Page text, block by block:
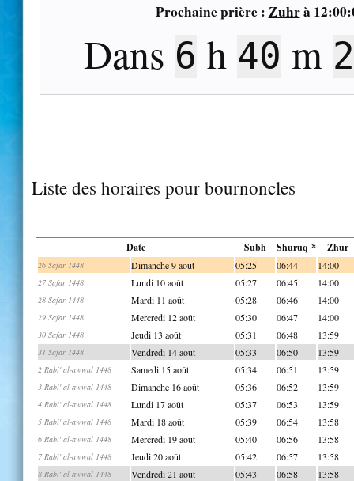
Prochaine prière : Zuhrà
Dans 6 h 40 m
Liste des horaires pour bournoncles
Date Subh Shuruq * Zhur
26 Safar 1448 Dimanche 9 août 05:25 06:44 14:00
27 Safar 1448 Lundi 10 août 05:27 06:45 14:00
28 Safar 1448 Mardi 11 août 05:28 06:46 14:00
29 Safar 1448 Mercredi 12 août 05:30 06:47 14:00
30 Safar 1448 Jeudi 13 août 05:31 06:48 13:59
31 Safar 1448 Vendredi 14 août 05:33 06:50 13:59
2 Rabi' al-awwal 1448 Samedi 15 août 05:34 06:51 13:59
3 Rabi' al-awwal 1448 Dimanche 16 août 05:36 06:52 13:59
4 Rabi' al-awwal 1448 Lundi 17 août 05:37 06:53 13:59
5 Rabi' al-awwal 1448 Mardi 18 août 05:39 06:54 13:58
6 Rabi' al-awwal 1448 Mercredi 19 août 05:40 06:56 13:58
7 Rabi' al-awwal 1448 Jeudi 20 août 05:42 06:57 13:58
8 Rabi' al-awwal 1448 Vendredi 21 août 05:43 06:58 13:58